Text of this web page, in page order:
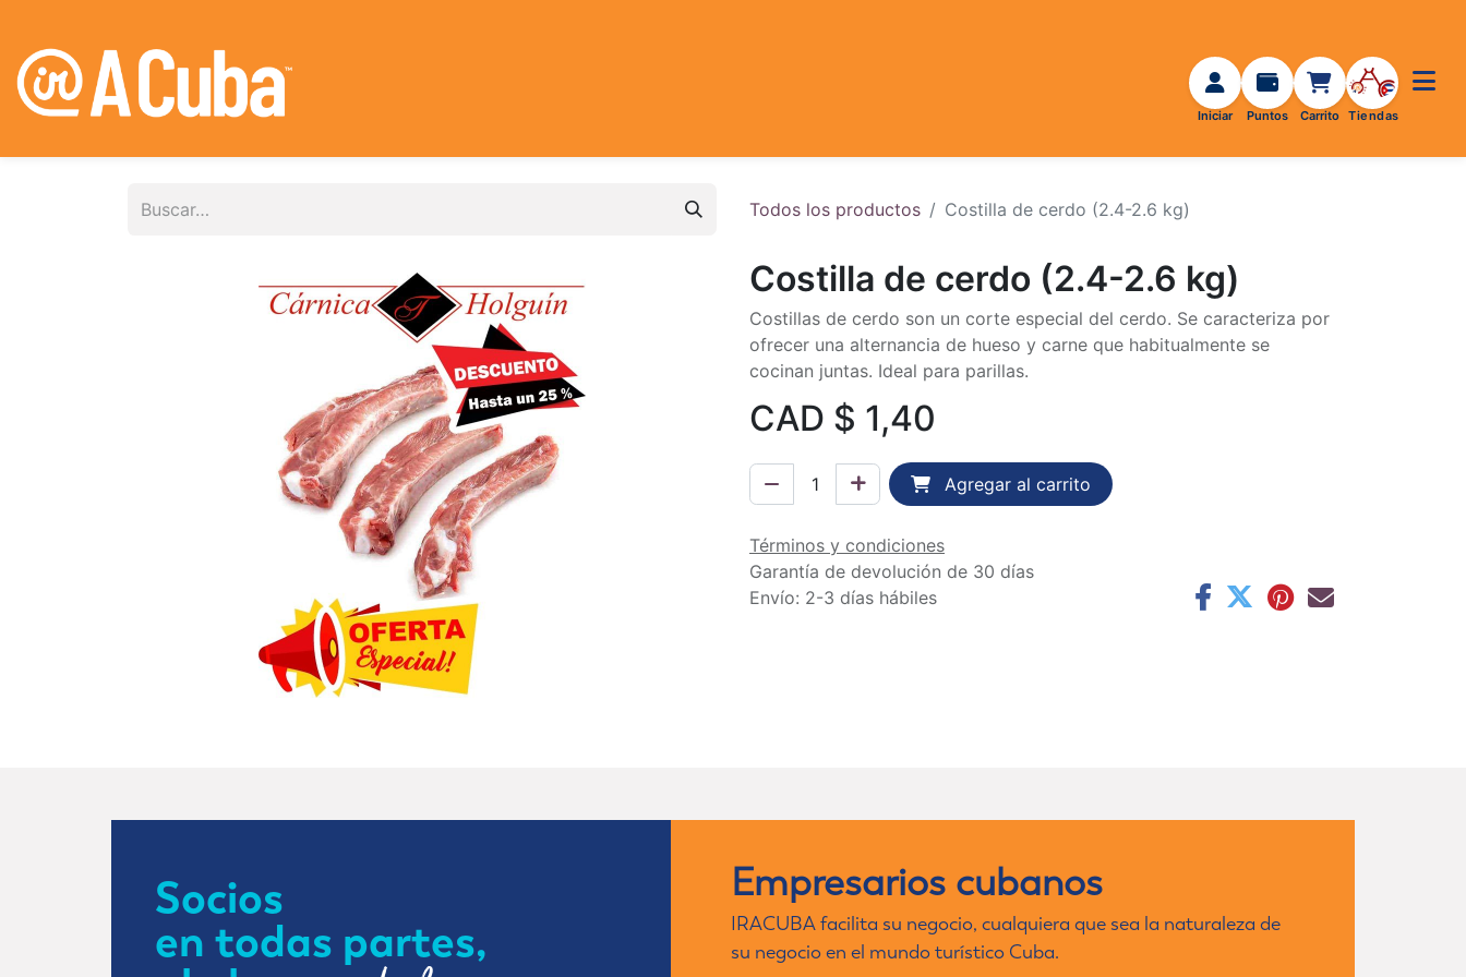
Todos los productos Costilla de cerdo (2.4-2.6 kg)
Costilla de cerdo (2.4-2.6 kg)
Costillas de cerdo son un corte especial del cerdo. Se caracteriza por
ofrecer una alternancia de hueso y carne que habitualmente se
cocinan juntas. Ideal para parillas.
CAD $ 1,40
Agregar al carrito
Términos y condiciones
Garantía de devolución de 30 días
Envío: 2-3 días hábiles
Socios
en todas partes,
Empresarios cubanos
IRACUBA facilita su negocio, cualquiera que sea la naturaleza de
su negocio en el mundo turístico Cuba.